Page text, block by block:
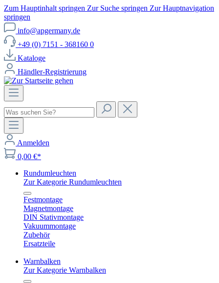
Zum Hauptinhalt springen Zur Suche springen Zur Hauptnavigation
springen
info@apgermany.de
+49 (0) 7151 - 368160 0
Kataloge
Händler-Registrierung
Anmelden
0,00 €*
Rundumleuchten
Zur Kategorie Rundumleuchten
Festmontage
Magnetmontage
DIN Stativmontage
Vakuummontage
Zubehör
Ersatzteile
Warnbalken
Zur Kategorie Warnbalken